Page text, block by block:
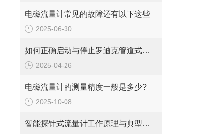
电磁流量计常见的故障还有以下这些
2025-06-30
如何正确启动与停止罗迪克管道式流量计？操作要点要牢记
2025-04-26
电磁流量计的测量精度一般是多少?
2025-10-08
智能探针式流量计工作原理与典型应用